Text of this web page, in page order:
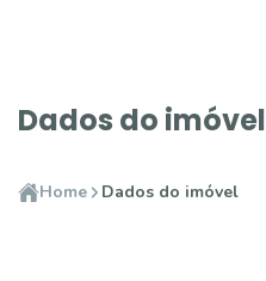
Dados do imóvel
Home Dados do imóvel